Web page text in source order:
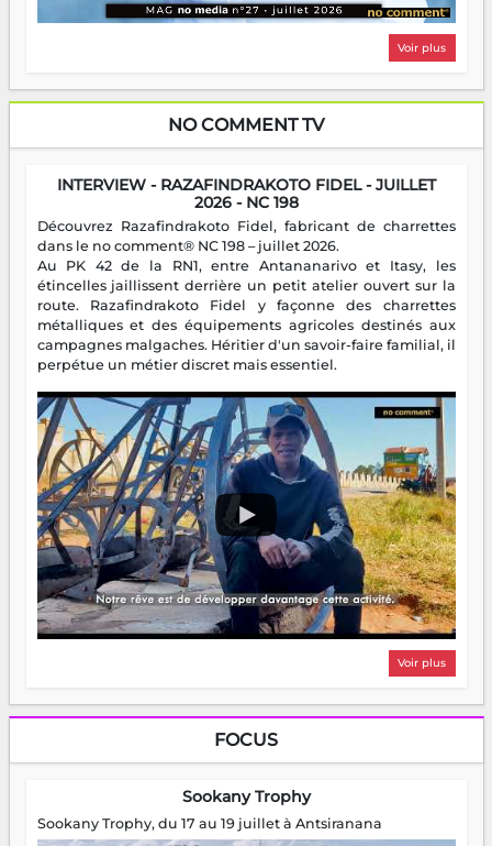
Voir plus
NO COMMENT TV
INTERVIEW - RAZAFINDRAKOTO FIDEL - JUILLET
2026 - NC 198
Découvrez Razafindrakoto Fidel, fabricant de charrettes
dans le no comment® NC 198 – juillet 2026.
Au PK 42 de la RN1, entre Antananarivo et Itasy, les
étincelles jaillissent derrière un petit atelier ouvert sur la
route. Razafindrakoto Fidel y façonne des charrettes
métalliques et des équipements agricoles destinés aux
campagnes malgaches. Héritier d'un savoir-faire familial, il
perpétue un métier discret mais essentiel.
Voir plus
FOCUS
Sookany Trophy
Sookany Trophy, du 17 au 19 juillet à Antsiranana